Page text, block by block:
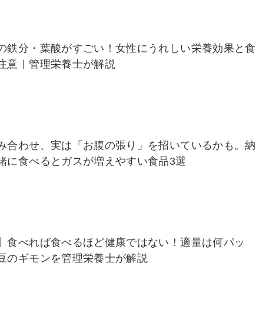
鉄分・葉酸がすごい！女性にうれしい栄養効果と食
意｜管理栄養士が解説
合わせ、実は「お腹の張り」を招いているかも。納
に食べるとガスが増えやすい食品3選
食べれば食べるほど健康ではない！適量は何パッ
のギモンを管理栄養士が解説